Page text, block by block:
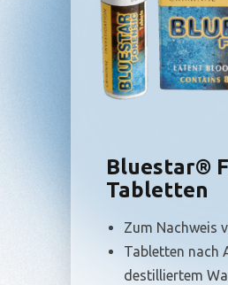
Bluestar®
Tabletten
Zum Nachweis
Tabletten nach
destilliertem